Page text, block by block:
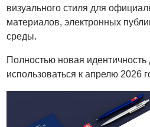
визуального стиля для
материалов, электронных
среды.
Полностью новая идентичность
использоваться к апрелю 2026